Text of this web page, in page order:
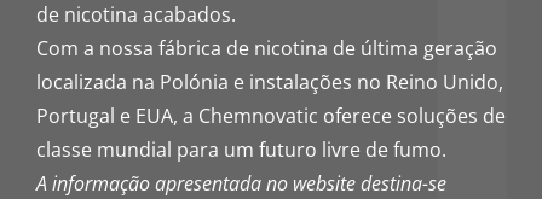
de nicotina acabados.
Com a nossa fábrica de nicotina de última geração
localizada na Polónia e instalações no Reino Unido,
Portugal e EUA, a Chemnovatic oferece soluções de
classe mundial para um futuro livre de fumo.
A informação apresentada no website destina-se